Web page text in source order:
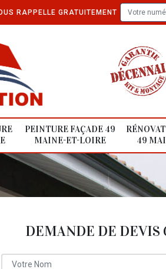
RAPPELLE GRATUITEMENT
PEINTURE FAÇADE 49
MAINE-ET-LOIRE
49
DEMANDE DE DEVIS